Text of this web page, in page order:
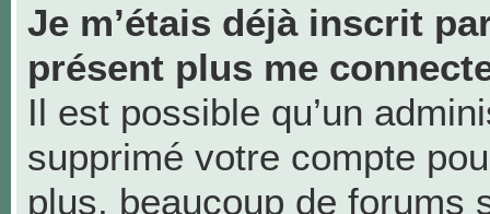
Je m’étais déjà inscrit
présent plus me
Il est possible qu’un
supprimé votre compte
plus, beaucoup de forums